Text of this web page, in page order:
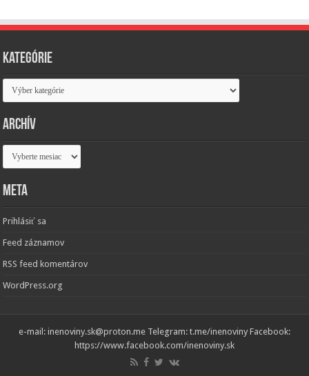
Kategórie
Kategórie
Archív
Archív
Meta
Prihlásiť sa
Feed záznamov
RSS feed komentárov
WordPress.org
e-mail: inenoviny.sk@proton.me Telegram: t.me/inenoviny Facebook:
https://www.facebook.com/inenoviny.sk